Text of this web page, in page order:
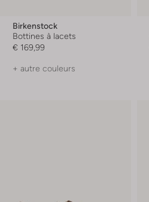
Birkenstock
Bottines à lacets
€ 169,99
+ autre couleurs